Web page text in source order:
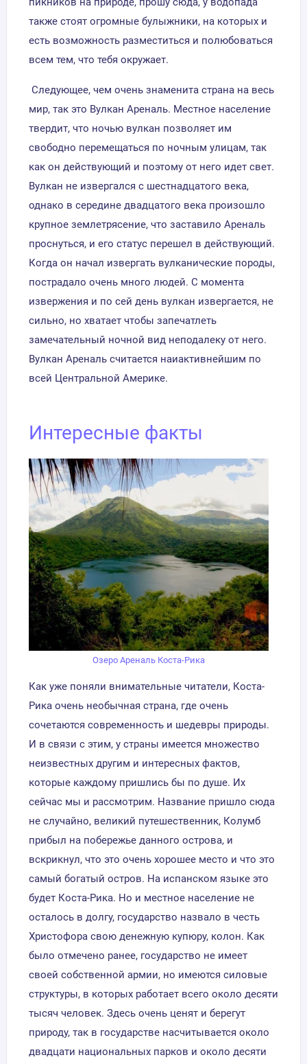
также стоят огромные булыжники, на которых и
есть возможность разместиться и полюбоваться
всем тем, что тебя окружает.
Следующее, чем очень знаменита страна на весь
мир, так это Вулкан Ареналь. Местное население
твердит, что ночью вулкан позволяет им
свободно перемещаться по ночным улицам, так
как он действующий и поэтому от него идет свет.
Вулкан не извергался с шестнадцатого века,
однако в середине двадцатого века произошло
крупное землетрясение, что заставило Ареналь
проснуться, и его статус перешел в действующий.
Когда он начал извергать вулканические породы,
пострадало очень много людей. С момента
извержения и по сей день вулкан извергается, не
сильно, но хватает чтобы запечатлеть
замечательный ночной вид неподалеку от него.
Вулкан Ареналь считается наиактивнейшим по
всей Центральной Америке.
Интересные факты
Озеро Ареналь Коста-Рика
Как уже поняли внимательные читатели, Коста-
Рика очень необычная страна, где очень
сочетаются современность и шедевры природы.
И в связи с этим, у страны имеется множество
неизвестных другим и интересных фактов,
которые каждому пришлись бы по душе. Их
сейчас мы и рассмотрим. Название пришло сюда
не случайно, великий путешественник, Колумб
прибыл на побережье данного острова, и
вскрикнул, что это очень хорошее место и что это
самый богатый остров. На испанском языке это
будет Коста-Рика. Но и местное население не
осталось в долгу, государство назвало в честь
Христофора свою денежную купюру, колон. Как
было отмечено ранее, государство не имеет
своей собственной армии, но имеются силовые
структуры, в которых работает всего около десяти
тысяч человек. Здесь очень ценят и берегут
природу, так в государстве насчитывается около
двадцати национальных парков и около десяти